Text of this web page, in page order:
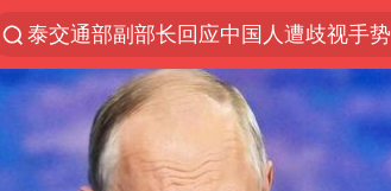
泰交通部副部长回应中国人遭歧视手势
夜幕落下 运动上场
改名后的“青海拉面”店
1岁宝宝碰坏纸巾盒 宝妈被索赔924元